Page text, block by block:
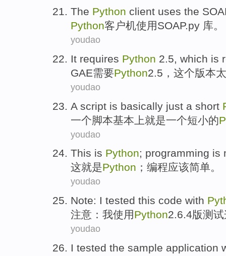
The Python client uses the
Python客户机使用SOAP.py 库。
youdao
It requires Python 2.5, which is
GAE需要Python2.5 ， 这个版本太
youdao
A script is basically just a short
一个脚本基本上就是一个短小的
youdao
This is Python; programming is
这就是Python ； 编程应该简单。
youdao
Note: I tested this code with
注意 ： 我使用Python2.6.4版测试
youdao
I tested the sample application